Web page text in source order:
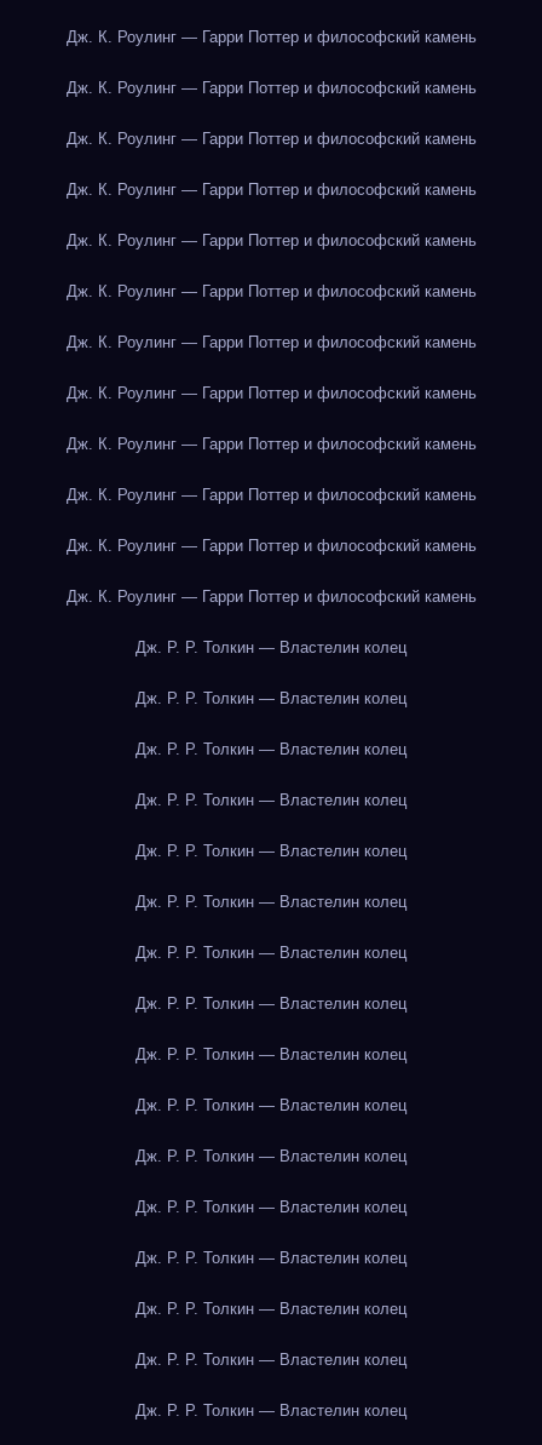
Дж. К. Роулинг — Гарри Поттер и философский камень
Дж. К. Роулинг — Гарри Поттер и философский камень
Дж. К. Роулинг — Гарри Поттер и философский камень
Дж. К. Роулинг — Гарри Поттер и философский камень
Дж. К. Роулинг — Гарри Поттер и философский камень
Дж. К. Роулинг — Гарри Поттер и философский камень
Дж. К. Роулинг — Гарри Поттер и философский камень
Дж. К. Роулинг — Гарри Поттер и философский камень
Дж. К. Роулинг — Гарри Поттер и философский камень
Дж. К. Роулинг — Гарри Поттер и философский камень
Дж. К. Роулинг — Гарри Поттер и философский камень
Дж. К. Роулинг — Гарри Поттер и философский камень
Дж. Р. Р. Толкин — Властелин колец
Дж. Р. Р. Толкин — Властелин колец
Дж. Р. Р. Толкин — Властелин колец
Дж. Р. Р. Толкин — Властелин колец
Дж. Р. Р. Толкин — Властелин колец
Дж. Р. Р. Толкин — Властелин колец
Дж. Р. Р. Толкин — Властелин колец
Дж. Р. Р. Толкин — Властелин колец
Дж. Р. Р. Толкин — Властелин колец
Дж. Р. Р. Толкин — Властелин колец
Дж. Р. Р. Толкин — Властелин колец
Дж. Р. Р. Толкин — Властелин колец
Дж. Р. Р. Толкин — Властелин колец
Дж. Р. Р. Толкин — Властелин колец
Дж. Р. Р. Толкин — Властелин колец
Дж. Р. Р. Толкин — Властелин колец